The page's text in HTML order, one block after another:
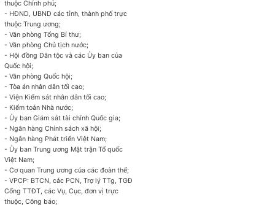
thuộc Chính phủ;
- HĐND, UBND các tỉnh, thành phố trực
thuộc Trung ương;
- Văn phòng Tổng Bí thư;
- Văn phòngChủ tịch nước;
- Hội đồng Dân tộc và các Ủy ban của
Quốc hội;
- Văn phòng Quốc hội;
- Tòa án nhân dân tối cao;
- Viện Kiểm sát nhân dân tối cao;
- Kiểm toán Nhà nước;
- Ủy ban Giám sát tài chính Quốc gia;
- Ngân hàng Chính sách xã hội;
- Ngân hàng Phát triển Việt Nam;
- Ủy ban Trung ương Mặt trận Tổ quốc
Việt Nam;
- Cơ quan Trungương của các đoàn thể;
- VPCP: BTCN, các PCN, Trợ lý TTg, TGĐ
Cổng TTĐT, các Vụ, Cục, đơn vị trực
thuộc, Công báo;